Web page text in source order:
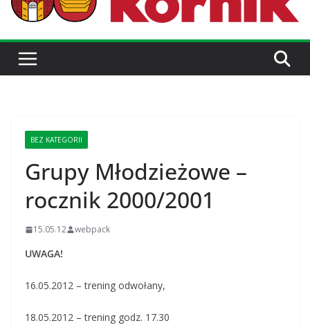
BEZ KATEGORII
Grupy Młodzieżowe –
rocznik 2000/2001
15.05.12 webpack
UWAGA!
16.05.2012 – trening odwołany,
18.05.2012 – trening godz. 17.30